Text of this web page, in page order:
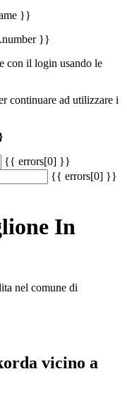
}}
}}
con il login usando le
continuare ad utilizzare i
{{ errors[0] }}
{{ errors[0] }}
In
nel comune di
vicino a